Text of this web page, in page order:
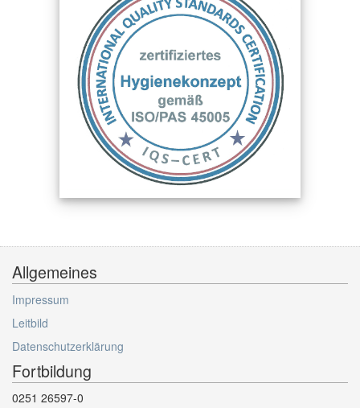
Allgemeines
Impressum
Leitbild
Datenschutzerklärung
Fortbildung
0251 26597-0